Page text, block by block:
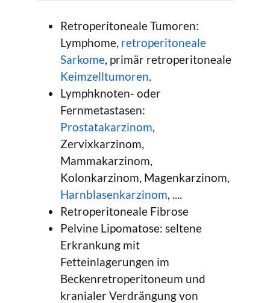
Retroperitoneale Tumoren:
Lymphome, retroperitoneale
Sarkome, primär retroperitoneale
Keimzelltumoren.
Lymphknoten- oder
Fernmetastasen:
Prostatakarzinom,
Zervixkarzinom,
Mammakarzinom,
Kolonkarzinom, Magenkarzinom,
Harnblasenkarzinom, ....
Retroperitoneale Fibrose
Pelvine Lipomatose: seltene
Erkrankung mit
Fetteinlagerungen im
Beckenretroperitoneum und
kranialer Verdrängung von